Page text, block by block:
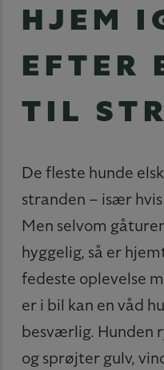
HJEM
EFTER
TIL
De fleste hunde
stranden – især
Men selvom
hyggelig, så er
fedeste oplevelse
er i bil kan en våd
besværlig. Hunden
og sprøjter gulv,